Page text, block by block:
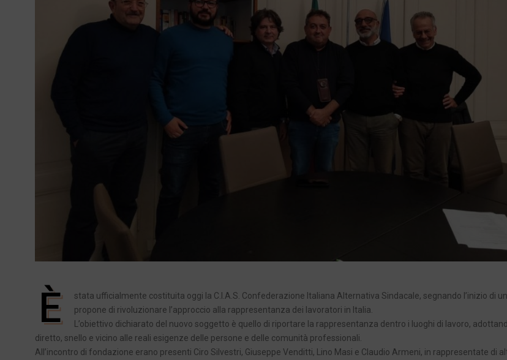
È
stata ufficialmente costituita oggi la C.I.A.S. Confederazione Italiana Alternativa Sindacale, segnando l’inizio di
propone di rivoluzionare l’approccio alla rappresentanza dei lavoratori in Italia.
L’obiettivo dichiarato del nuovo soggetto è quello di riportare la rappresentanza dentro i luoghi di lavoro,
diretto, snello e vicino alle reali esigenze delle persone e delle comunità professionali.
All’incontro di fondazione erano presenti Ciro Silvestri, Giuseppe Venditti, Lino Masi e Claudio Armeni, in rappresentate di